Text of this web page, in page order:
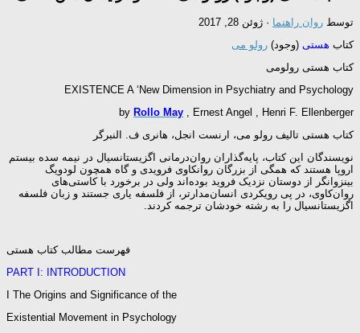
توسط روان راهنما · ژوئن 28, 2017
کتاب هستی (وجود) رولو می
کتاب هستی رولومی
EXISTENCE A ‘New Dimension in Psychiatry and Psychology
by Rollo May , Ernest Angel , Henri F. Ellenberger
کتاب هستی تالیف رولو می، ارنست انجل، هانری ف. النبرگر
نویسندگان این کتاب، پایه‌گذاران روان‌درمانی اگزیستانسیال در نیمه سده بیستم
اروپا هستند که همگی از بزرگان روانکاوی فرویدی و گاه همچون لودویگ
بینزوانگر از دوستان نزدیک فروید بوده‌اند ولی در برخورد با کاستی‌های
روان‌کاوی، در پی رویکردی انسان‌مدارتر، از فلسفه یاری جستند و زبان فلسفه
اگزیستانسیال را به رشته خودشان ترجمه کردند.
فهرست مطالب کتاب هستی
PART I: INTRODUCTION
I The Origins and Significance of the
Existential Movement in Psychology